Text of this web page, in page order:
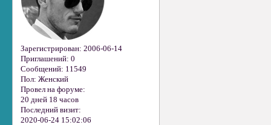
Зарегистрирован: 2006-06-14
Приглашений: 0
Сообщений: 11549
Пол: Женский
Провел на форуме:
20 дней 18 часов
Последний визит:
2020-06-24 15:02:06